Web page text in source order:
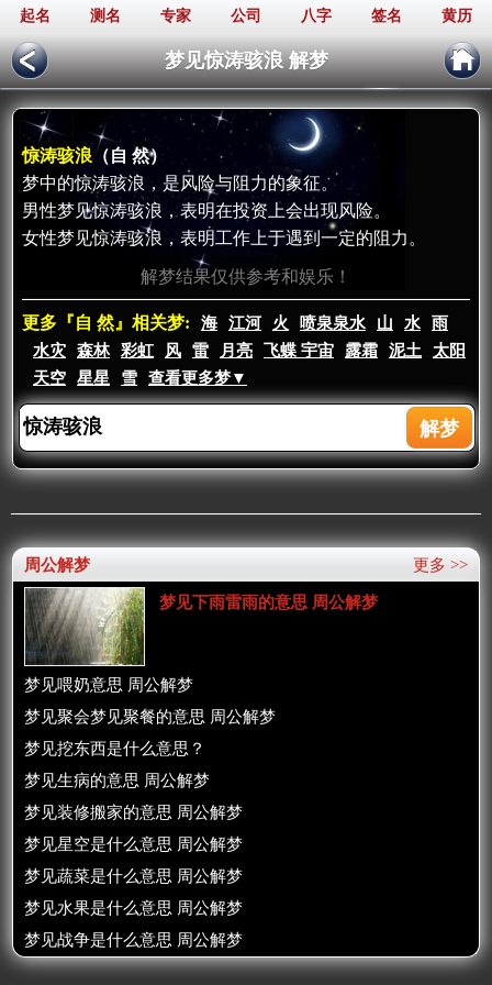
起名 测名 专家 公司 八字 签名 黄历
梦见惊涛骇浪 解梦
惊涛骇浪（自 然）
梦中的惊涛骇浪，是风险与阻力的象征。
男性梦见惊涛骇浪，表明在投资上会出现风险。
女性梦见惊涛骇浪，表明工作上于遇到一定的阻力。
解梦结果仅供参考和娱乐！
更多『自 然』相关梦: 海 江河 火 喷泉泉水 山 水
雨
水灾
森林 彩虹 风 雷 月亮 飞蝶 宇宙 露霜 泥土
太阳
天空
星星 雪 查看更多梦▼
更多 >>
周公解梦
梦见下雨雷雨的意思 周公解梦
梦见喂奶意思 周公解梦
梦见聚会梦见聚餐的意思 周公解梦
梦见挖东西是什么意思？
梦见生病的意思 周公解梦
梦见装修搬家的意思 周公解梦
梦见星空是什么意思 周公解梦
梦见蔬菜是什么意思 周公解梦
梦见水果是什么意思 周公解梦
梦见战争是什么意思 周公解梦